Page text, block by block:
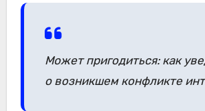
Может пригодиться: как
о возникшем конфликте